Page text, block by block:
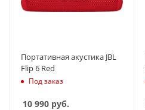
Портативная акустика JBL
Flip 6 Red
Под заказ
10 990 руб.